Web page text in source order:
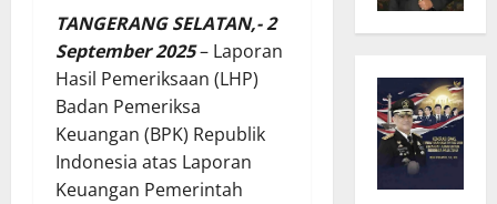
TANGERANG SELATAN,- 2
September 2025– Laporan
Hasil Pemeriksaan (LHP)
Badan Pemeriksa
Keuangan (BPK) Republik
Indonesia atas Laporan
Keuangan Pemerintah